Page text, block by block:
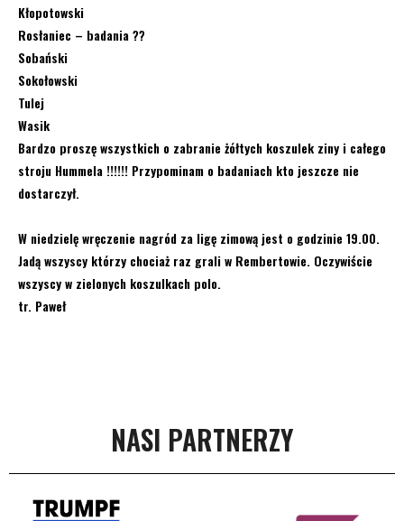
Kłopotowski
Rosłaniec – badania ??
Sobański
Sokołowski
Tulej
Wasik
Bardzo proszę wszystkich o zabranie żółtych koszulek ziny i całego
stroju Hummela !!!!!! Przypominam o badaniach kto jeszcze nie
dostarczył.
W niedzielę wręczenie nagród za ligę zimową jest o godzinie 19.00.
Jadą wszyscy którzy chociaż raz grali w Rembertowie. Oczywiście
wszyscy w zielonych koszulkach polo.
tr. Paweł
NASI PARTNERZY